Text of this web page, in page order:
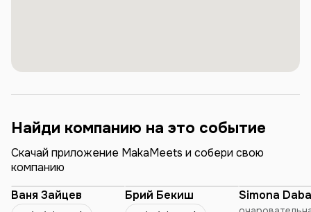
Найди компанию на это событие
Скачай приложение MakaMeets и собери свою
компанию
Ваня Зайцев
Брий Бекиш Simona